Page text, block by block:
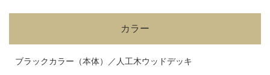
カラー
ブラックカラー（本体）／人工木ウッドデッキ